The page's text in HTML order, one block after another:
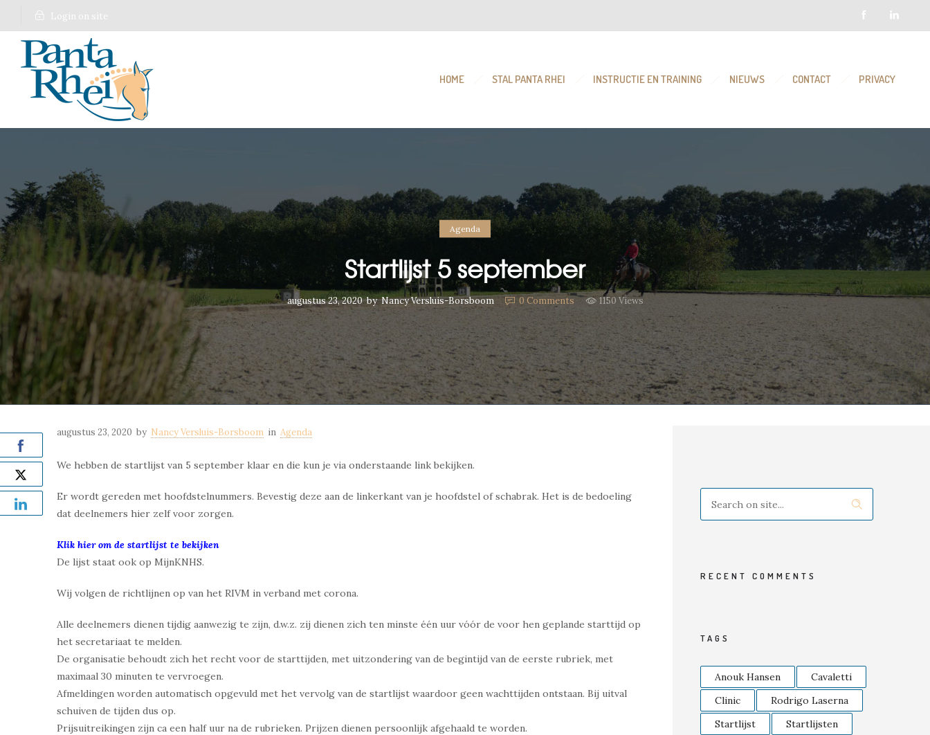
Login on site
HOME STAL PANTA RHEI INSTRUCTIE EN TRAINING NIEUWS CONTACT PRIVACY
Agenda
Startlijst 5 september
augustus 23, 2020 by Nancy Versluis-Borsboom 0 Comments 1150 Views
augustus 23, 2020 by Nancy Versluis-Borsboom in Agenda
We hebben de startlijst van 5 september klaar en die kun je via onderstaande link bekijken.
Er wordt gereden met hoofdstelnummers. Bevestig deze aan de linkerkant van je hoofdstel of schabrak. Het is de bedoeling
dat deelnemers hier zelf voor zorgen.
Klik hier om de startlijst te bekijken
De lijst staat ook op MijnKNHS.
Wij volgen de richtlijnen op van het RIVM in verband met corona.
Alle deelnemers dienen tijdig aanwezig te zijn, d.w.z. zij dienen zich ten minste één uur vóór de voor hen geplande starttijd op
het secretariaat te melden.
De organisatie behoudt zich het recht voor de starttijden, met uitzondering van de begintijd van de eerste rubriek, met
maximaal 30 minuten te vervroegen.
Afmeldingen worden automatisch opgevuld met het vervolg van de startlijst waardoor geen wachttijden ontstaan. Bij uitval
schuiven de tijden dus op.
Prijsuitreikingen zijn ca een half uur na de rubrieken. Prijzen dienen persoonlijk afgehaald te worden.
RECENT COMMENTS
TAGS
Anouk Hansen
Cavaletti
Clinic
Rodrigo Laserna
Startlijst
Startlijsten